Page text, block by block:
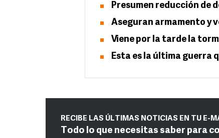
Presumen reducción de
Aseguran armamento y
Viene por la tarde la
Esta es la última guerra
RECIBE LAS ÚLTIMAS NOTICIAS EN TU E-
Todo lo que necesitas saber para